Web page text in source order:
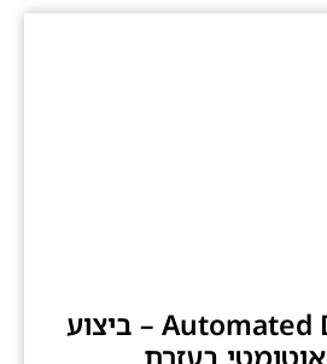
Automated Deployments – ביצוע